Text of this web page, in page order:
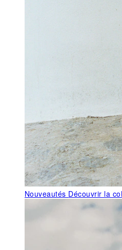
Nouveautés Découvrir la